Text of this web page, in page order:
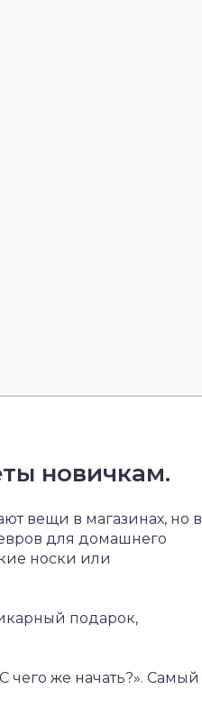
новичкам.
вещи в магазинах, но в
для домашнего
носки или
подарок,
же начать?». Самый